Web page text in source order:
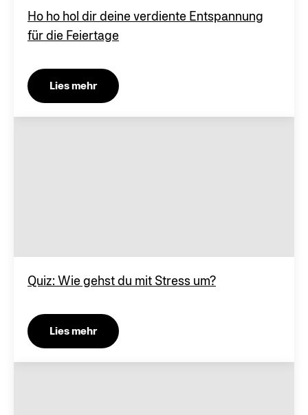
Ho ho hol dir deine verdiente Entspannung
für die Feiertage
Lies mehr
Quiz: Wie gehst du mit Stress um?
Lies mehr